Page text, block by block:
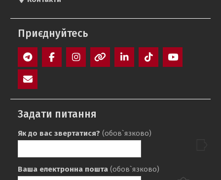
Приєднуйтесь
Задати питання
Як до вас звертатися? (обов`язково)
Ваша електронна пошта (обов`язково)